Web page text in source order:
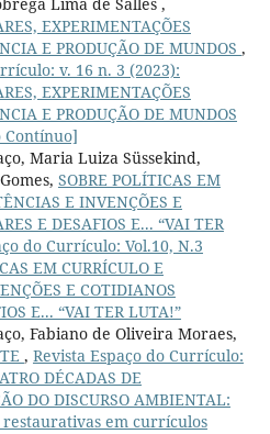
EXPERIMENTAÇÕES
E PRODUÇÃO DE MUNDOS ,
v. 16 n. 3 (2023):
EXPERIMENTAÇÕES
E PRODUÇÃO DE MUNDOS
Contínuo]
Maria Luiza Süssekind,
SOBRE POLÍTICAS EM
E INVENÇÕES E
E DESAFIOS E... “VAI TER
do Currículo: Vol.10, N.3
EM CURRÍCULO E
E COTIDIANOS
E... “VAI TER LUTA!”
Fabiano de Oliveira Moraes,
, Revista Espaço do Currículo:
DÉCADAS DE
DO DISCURSO AMBIENTAL:
em currículos